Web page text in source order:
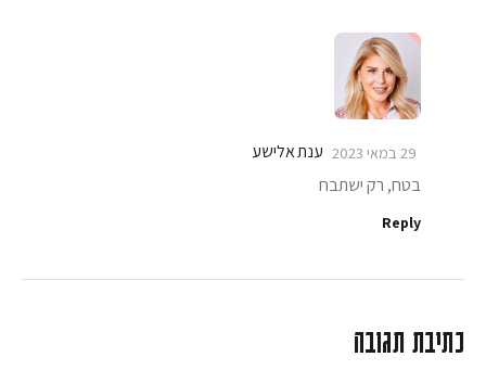
ענת אלישע 29 במאי 2023
בטח, רק ישתבח
Reply
כתיבת תגובה